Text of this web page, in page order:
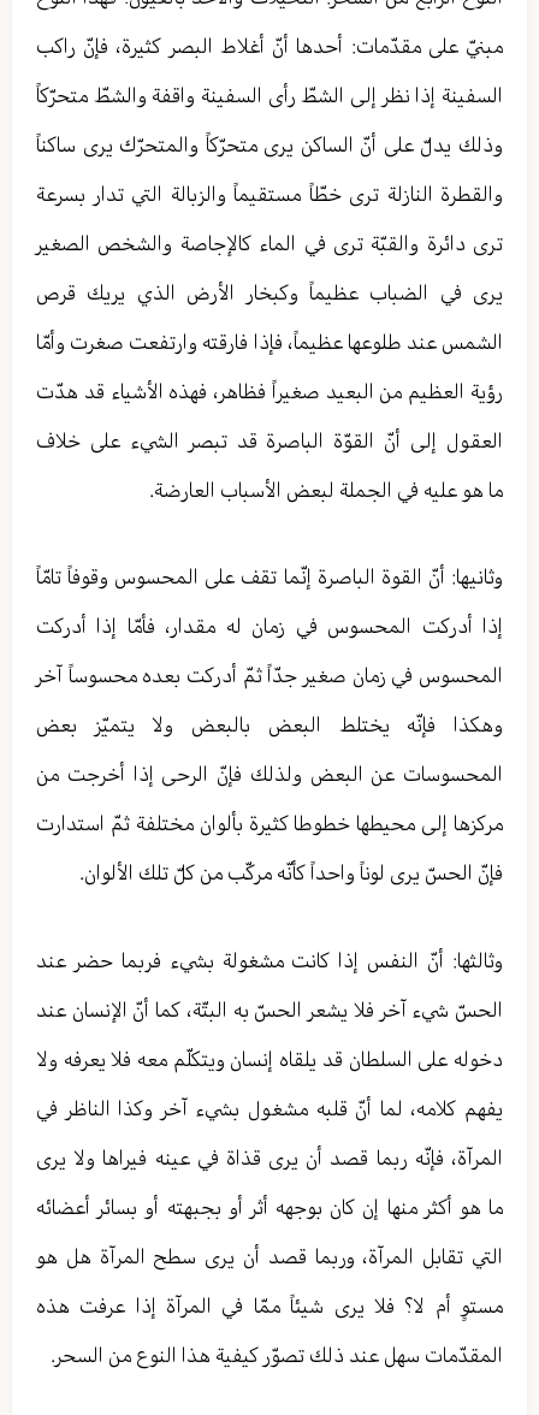
مبنيّ على مقدّمات: أحدها أنّ أغلاط البصر كثيرة، فإنّ راكب
السفينة إذا نظر إلى الشطّ رأى السفينة واقفة والشطّ متحرّكاً
وذلك يدلّ على أنّ الساكن يرى متحرّكاً والمتحرّك يرى ساكناً
والقطرة النازلة ترى خطّاً مستقيماً والزبالة التي تدار بسرعة
ترى دائرة والقبّة ترى في الماء كالإجاصة والشخص الصغير
يرى في الضباب عظيماً وكبخار الأرض الذي يريك قرص
الشمس عند طلوعها عظيماً، فإذا فارقته وارتفعت صغرت وأمّا
رؤية العظيم من البعيد صغيراً فظاهر، فهذه الأشياء قد هدّت
العقول إلى أنّ القوّة الباصرة قد تبصر الشي‏ء على خلاف
ما هو عليه في الجملة لبعض الأسباب العارضة.
وثانيها: أنّ القوة الباصرة إنّما تقف على المحسوس وقوفاً تامّاً
إذا أدركت المحسوس في زمان له مقدار، فأمّا إذا أدركت
المحسوس في زمان صغير جدّاً ثمّ أدركت بعده محسوساً آخر
وهكذا فإنّه يختلط البعض بالبعض ولا يتميّز بعض
المحسوسات عن البعض ولذلك فإنّ الرحى إذا أخرجت من
مركزها إلى محيطها خطوطا كثيرة بألوان مختلفة ثمّ استدارت
فإنّ الحسّ يرى لوناً واحداً كأنّه‏ مركّب من كلّ تلك الألوان.
وثالثها: أنّ النفس إذا كانت مشغولة بشي‏ء فربما حضر عند
الحسّ شي‏ء آخر فلا يشعر الحسّ به البتّة، كما أنّ الإنسان عند
دخوله على السلطان قد يلقاه إنسان ويتكلّم معه فلا يعرفه ولا
يفهم كلامه، لما أنّ قلبه مشغول بشي‏ء آخر وكذا الناظر في
المرآة، فإنّه ربما قصد أن يرى قذاة في عينه فيراها ولا يرى
ما هو أكثر منها إن كان بوجهه أثر أو بجبهته أو بسائر أعضائه
التي تقابل المرآة، وربما قصد أن يرى سطح المرآة هل هو
مستوٍ أم لا؟ فلا يرى شيئاً ممّا في المرآة إذا عرفت هذه
المقدّمات سهل عند ذلك تصوّر كيفية هذا النوع من السحر.